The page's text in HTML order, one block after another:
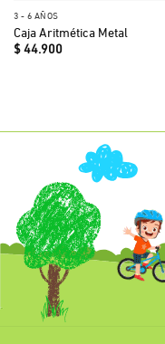
3 - 6 AÑOS
Caja Aritmética Metal
$44.900